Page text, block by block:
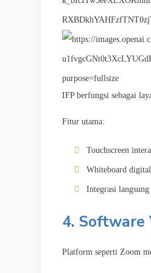
IFP berfungsi sebagai
Fitur utama:
Touchscreen
Whiteboard digital
Integrasi
4. Software
Platform seperti Zoom